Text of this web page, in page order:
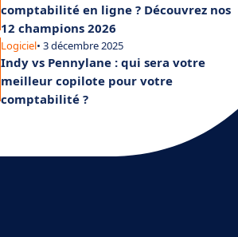
comptabilité en ligne ? Découvrez nos
12 champions 2026
Logiciel• 3 décembre 2025
Indy vs Pennylane : qui sera votre
meilleur copilote pour votre
comptabilité ?